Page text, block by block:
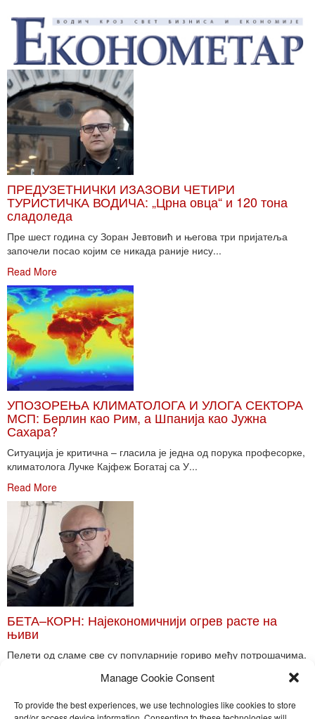
Manage Cookie Consent
To provide the best experiences, we use technologies like cookies to store
ПРЕДУЗЕТНИЧКИ ИЗАЗОВИ ЧЕТИРИ
ТУРИСТИЧКА ВОДИЧА: „Црна овца“ и 120 тона
сладоледа
Пре шест година су Зоран Јевтовић и његова три пријатеља
започели посао којим се никада раније нису...
Read More
УПОЗОРЕЊА КЛИМАТОЛОГА И УЛОГА СЕКТОРА
МСП: Берлин као Рим, а Шпанија као Јужна
Сахара?
Ситуација је критична – гласила је једна од порука професорке,
климатолога Лучке Кајфеж Богатај са У...
Read More
БЕТА–КОРН: Најекономичнији огрев расте на
њиви
Пелети од сламе све су популарније гориво међу потрошачима.